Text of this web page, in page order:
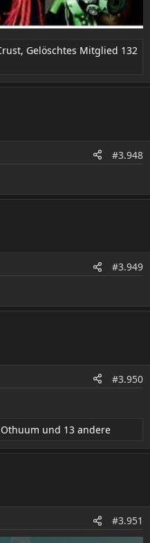
, Gelöschtes Mitglied 132
#3.948
#3.949
#3.950
Othuum und 13 andere
#3.951